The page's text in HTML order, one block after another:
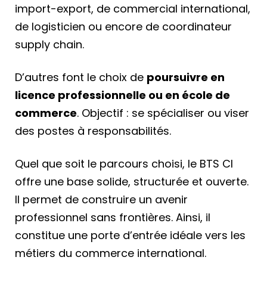
import-export, de commercial international,
de logisticien ou encore de coordinateur
supply chain.
D’autres font le choix de poursuivre en
licence professionnelle ou en école de
commerce. Objectif : se spécialiser ou viser
des postes à responsabilités.
Quel que soit le parcours choisi, le BTS CI
offre une base solide, structurée et ouverte.
Il permet de construire un avenir
professionnel sans frontières. Ainsi, il
constitue une porte d’entrée idéale vers les
métiers du commerce international.